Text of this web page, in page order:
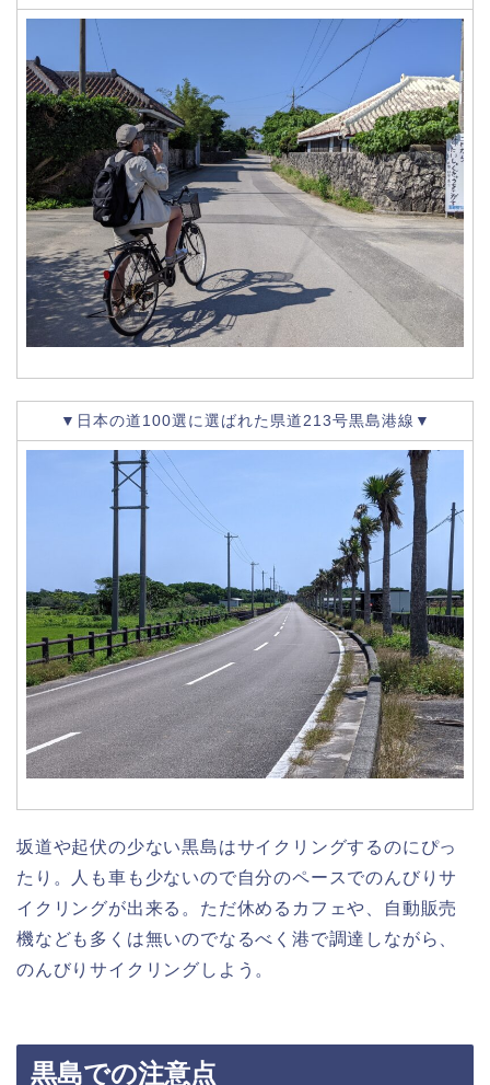
▼日本の道100選に選ばれた県道213号黒島港線▼
坂道や起伏の少ない黒島はサイクリングするのにぴっ
たり。人も車も少ないので自分のペースでのんびりサ
イクリングが出来る。ただ休めるカフェや、自動販売
機なども多くは無いのでなるべく港で調達しながら、
のんびりサイクリングしよう。
黒島での注意点